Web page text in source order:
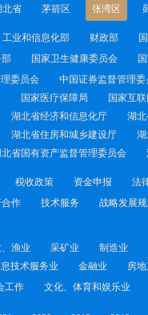
北省 茅箭区 张湾区
工业和信息化部 财政部
国家卫生健康委员会
委员会
中国证券监督管理委
国家医疗保障局
国家互
湖北省经济和信息化厅
湖
湖北省住房和城乡建设厅
省国有资产监督管理委员会
税收政策 资金申报
法
合作 技术服务
战略发展
渔业 采矿业
制造业
技术服务业
金融业
房
工作 文化、体育和娱乐业